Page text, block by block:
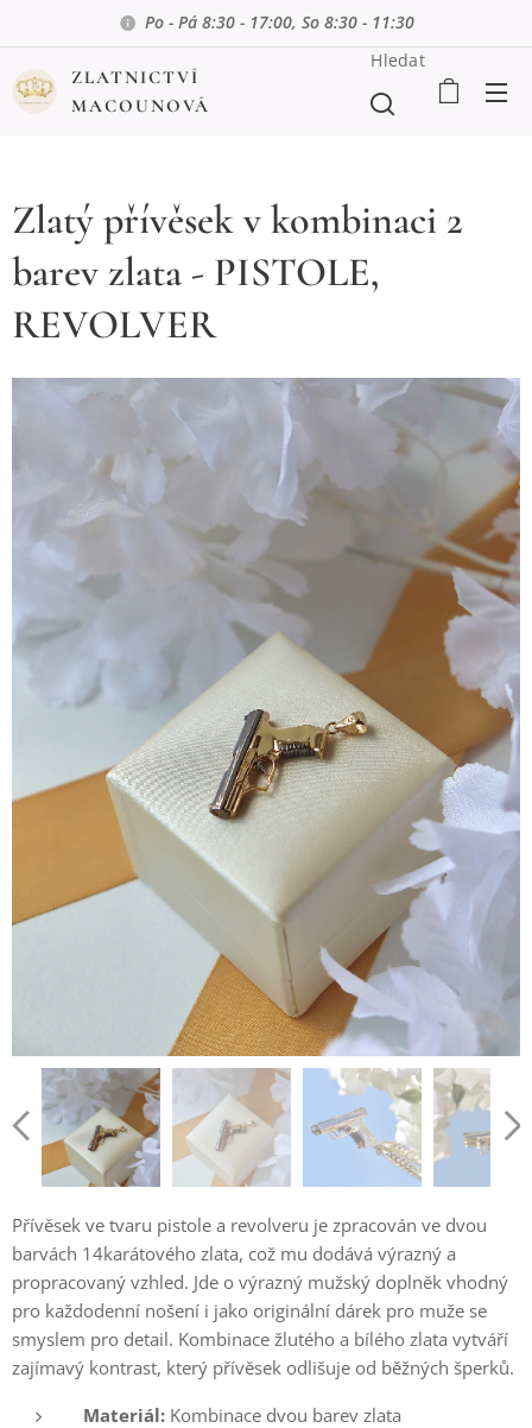
Po - Pá 8:30 - 17:00, So 8:30 - 11:30
ZLATNICTVÍ
MACOUNOVÁ
Hledat
Zlatý přívěsek v kombinaci 2
barev zlata - PISTOLE,
REVOLVER
Přívěsek ve tvaru pistole a revolveru je zpracován ve dvou
barvách 14karátového zlata, což mu dodává výrazný a
propracovaný vzhled. Jde o výrazný mužský doplněk vhodný
pro každodenní nošení i jako originální dárek pro muže se
smyslem pro detail. Kombinace žlutého a bílého zlata vytváří
zajímavý kontrast, který přívěsek odlišuje od běžných šperků.
Materiál: Kombinace dvou barev zlata